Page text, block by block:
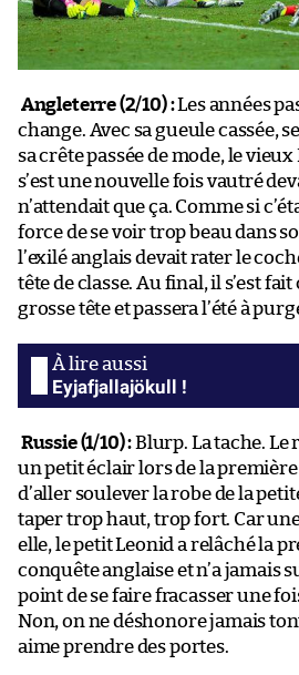
Angleterre (2/10) :Les années
change. Avec sa gueule cassée,
sa crête passée de mode, le
s’est une nouvelle fois vautré
n’attendait que ça. Comme si
force de se voir trop beau dans
l’exilé anglais devait rater le
tête de classe. Au final, il s’est
grosse tête et passera l’été à
Eyjafjallajökull !
Russie (1/10) :Blurp. La tache. Le
un petit éclair lors de la
d’aller soulever la robe de la
taper trop haut, trop fort. Car
elle, le petit Leonid a relâché la
conquête anglaise et n’a jamais
point de se faire fracasser une
Non, on ne déshonore jamais
aime prendre des portes.